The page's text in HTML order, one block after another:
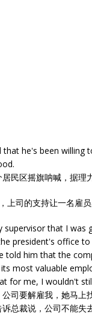
that he's been willing
民区摇旗呐喊，据理
上司的支持让一名雇员
supervisor that I was
president's office to
told him that the
most valuable
for me, I wouldn't
司要解雇我，她马上
总裁说，公司不能失